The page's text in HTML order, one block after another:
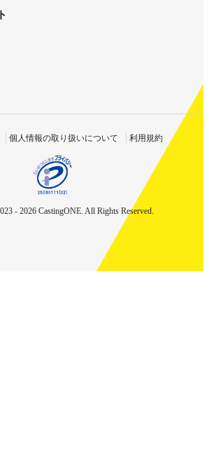
個人情報の取り扱いについて 利用規約
- 2026 CastingONE. All Rights Reserved.